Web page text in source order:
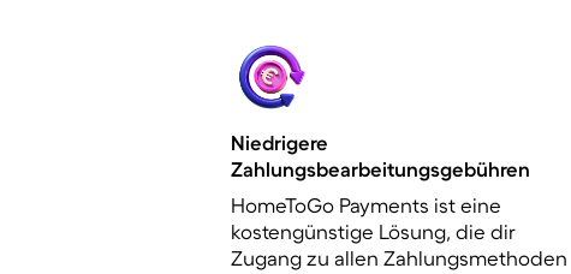
Niedrigere
Zahlungsbearbeitungsgebühren
HomeToGo Payments ist eine
kostengünstige Lösung, die dir
Zugang zu allen Zahlungsmethoden